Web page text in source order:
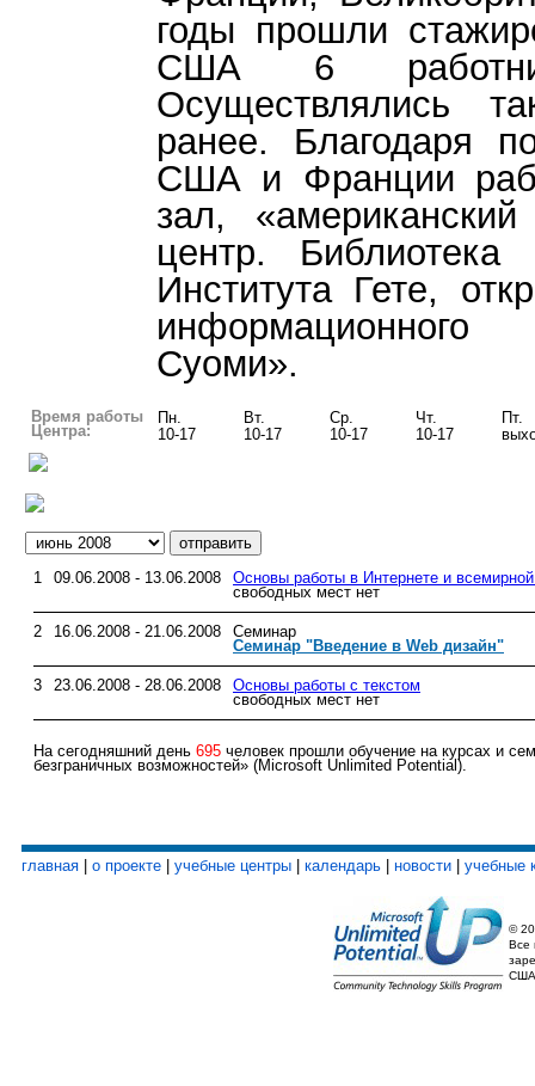
годы прошли
США 6
Осуществлялись
ранее. Благодаря
США и Франции
зал,
центр. Библиотека
Института Гете,
Суоми».
Время работы
Центра:
Пн. Вт. Ср. Чт.
Пт.
10-17
10-17 10-17 10-17
1 09.06.2008 - 13.06.2008
Основы работы в Интернете и
свободных мест нет
2 16.06.2008 - 21.06.2008
Семинар
Семинар "Введение в Web дизайн"
3 23.06.2008 - 28.06.2008
Основы работы с текстом
свободных мест нет
На сегодняшний день 695 человек прошли обучение на курсах и
безграничных возможностей» (Microsoft Unlimited Potential).
главная о проекте учебные центры календарь новости учебные
©
Все
США